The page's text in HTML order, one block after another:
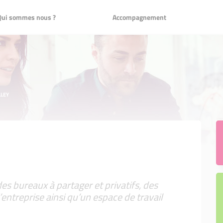
sommes nous ?
proximité
Accompagnement
bénévoles
Entrepreneurs
? Accompagnement
bureaux à partager et privatifs, des
ainsi qu’un espace de travail